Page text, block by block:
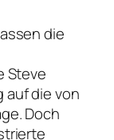
die
Steve
auf die von
Doch